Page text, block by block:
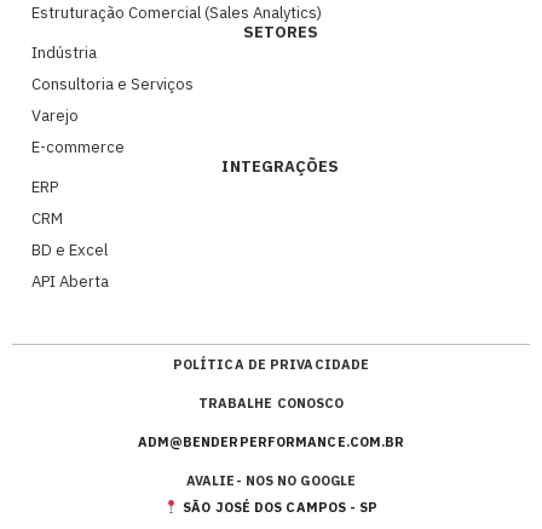
Estruturação Comercial (Sales Analytics)
SETORES
Indústria
Consultoria e Serviços
Varejo
E-commerce
INTEGRAÇÕES
ERP
CRM
BD e Excel
API Aberta
POLÍTICA DE PRIVACIDADE
TRABALHE CONOSCO
ADM@BENDERPERFORMANCE.COM.BR
AVALIE- NOS NO GOOGLE
SÃO JOSÉ DOS CAMPOS - SP